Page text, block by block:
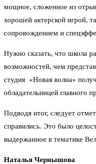
мощное, сложенное из
хорошей актерской игрой,
сопровождением и
Нужно сказать, что школа
возможностей, чем
студия «Новая волна»
обладательницей главного
Подводя итог, следует
справились. Это было
выдержанное в тематике
Наталья Чернышова